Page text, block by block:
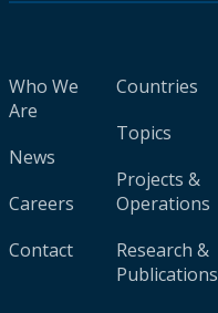
Who We
Are
News
Careers
Contact
Countries
Topics
Projects &
Operations
Research &
Publications